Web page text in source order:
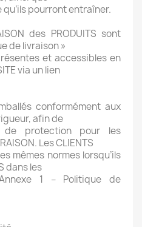
pourront entraîner.
des PRODUITS sont
de livraison »
et accessibles en
via un lien
conformément aux
afin de
de protection pour les
Les CLIENTS
mêmes normes lorsqu’ils
dans les
1 – Politique de